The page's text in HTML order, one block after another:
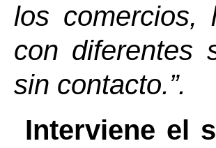
los
con diferentes
sin contacto.”.
Interviene el